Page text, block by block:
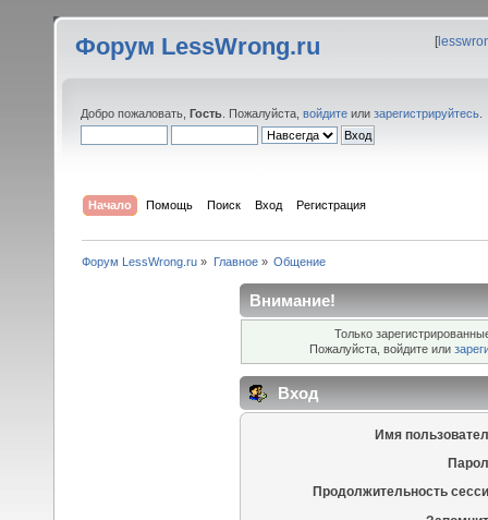
Форум LessWrong.ru [
Добро пожаловать, Гость . Пожалуйста, войдите или зарегистрируйтесь
Начало Помощь Поиск Вход Регистрация
Форум LessWrong.ru » Главное» Общение
Внимание!
Только
Пожалуйста, войдите или
Вход
Имя
Продолжительность